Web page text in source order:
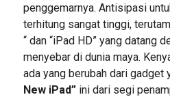
penggemarnya. Antisipasi
terhitung sangat tinggi,
“ dan “iPad HD” yang datang
menyebar di dunia maya.
ada yang berubah dari gadget
New iPad”ini dari segi